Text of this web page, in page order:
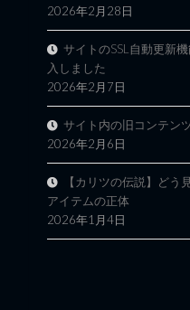
2026年2月28日
サイトのSSL自動更新
入しました
2026年2月7日
サイト内の旧コンテン
2026年2月6日
【カリツの伝説】どう
アイテムの正体
2026年1月4日